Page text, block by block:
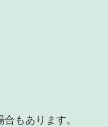
もあります。